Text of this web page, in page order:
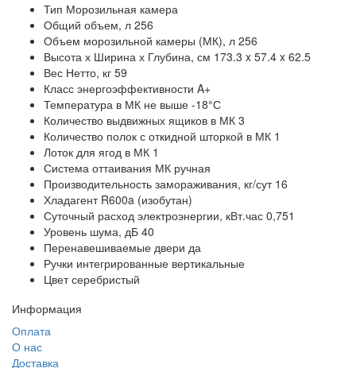
Тип Морозильная камера
Общий объем, л 256
Объем морозильной камеры (МК), л 256
Высота х Ширина х Глубина, см 173.3 x 57.4 x 62.5
Вес Нетто, кг 59
Класс энергоэффективности A+
Температура в МК не выше -18°С
Количество выдвижных ящиков в МК 3
Количество полок с откидной шторкой в МК 1
Лоток для ягод в МК 1
Система оттаивания МК ручная
Производительность замораживания, кг/сут 16
Хладагент R600a (изобутан)
Суточный расход электроэнергии, кВт.час 0,751
Уровень шума, дБ 40
Перенавешиваемые двери да
Ручки интегрированные вертикальные
Цвет серебристый
Информация
Оплата
О нас
Доставка